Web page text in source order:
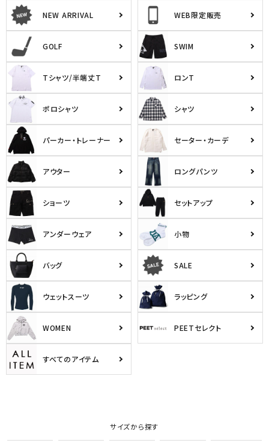
NEW ARRIVAL WEB限定販売
GOLF SWIM
Tシャツ/半端丈T ロンT
ポロシャツ シャツ
パーカー・トレーナー セーター・カーデ
アウター ロングパンツ
ショーツ セットアップ
アンダーウェア 小物
バッグ SALE
ウェットスーツ ラッピング
WOMEN PEETセレクト
すべてのアイテム
サイズから探す